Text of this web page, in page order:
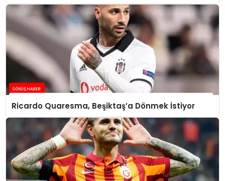
Ricardo Quaresma, Beşiktaş’a Dönmek İstiyor